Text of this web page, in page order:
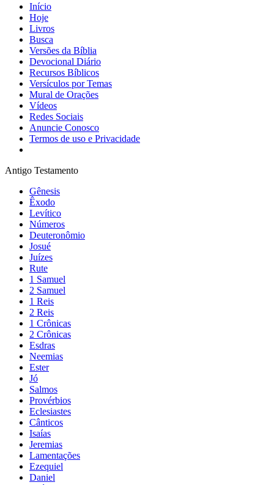
Início
Hoje
Livros
Busca
Versões da Bíblia
Devocional Diário
Recursos Bíblicos
Versículos por Temas
Mural de Orações
Vídeos
Redes Sociais
Anuncie Conosco
Termos de uso e Privacidade
Antigo Testamento
Gênesis
Êxodo
Levítico
Números
Deuteronômio
Josué
Juízes
Rute
1 Samuel
2 Samuel
1 Reis
2 Reis
1 Crônicas
2 Crônicas
Esdras
Neemias
Ester
Jó
Salmos
Provérbios
Eclesiastes
Cânticos
Isaías
Jeremias
Lamentações
Ezequiel
Daniel